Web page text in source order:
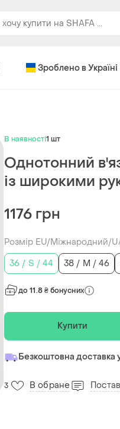
Зроблено в Україні
В наявності1 шт
Однотонний
із широкими
1176 грн
Розмір EU/Міжнародний/
36 / S / 44
38 / M / 46
до 11.8 ₴ бонусних
Купити
Безкоштовна доставка
3 В обране